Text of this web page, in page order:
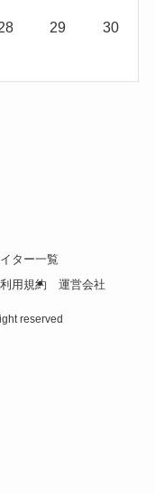
29 30
ター一覧
利用規約 運営会社
reserved